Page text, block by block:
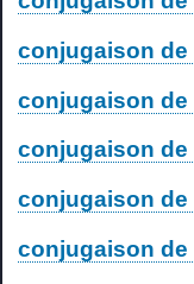
conjugaison de
conjugaison de
conjugaison de
conjugaison de
conjugaison de